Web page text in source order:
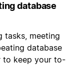
database
tasks, meeting
database
to keep your to-